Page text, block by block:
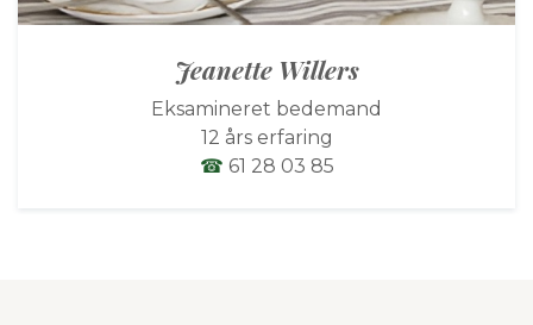
Jeanette Willers
Eksamineret bedemand
12 års erfaring
☎ 61 28 03 85